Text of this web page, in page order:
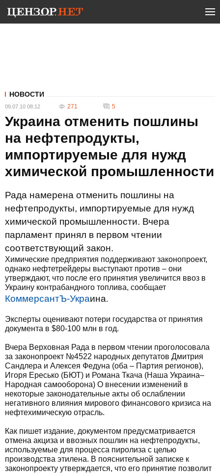
НОВОСТИ
09.07.10 08:12 271 5
Украина отменить пошлины
на нефтепродукты,
импортируемые для нужд
химической промышленности
Рада намерена отменить пошлины на
нефтепродукты, импортируемые для нужд
химической промышленности. Вчера
парламент принял в первом чтении
соответствующий закон.
Химические предприятия поддерживают законопроект,
однако нефтетрейдеры выступают против – они
утверждают, что после его принятия увеличится ввоз в
Украину контрабандного топлива, сообщает
КоммерсантЪ-Украина.
Эксперты оценивают потери государства от принятия
документа в $80-100 млн в год.
Вчера Верховная Рада в первом чтении проголосовала
за законопроект №4522 народных депутатов Дмитрия
Сандлера и Алексея Федуна (оба – Партия регионов),
Игоря Ересько (БЮТ) и Романа Ткача (Наша Украина–
Народная самооборона) О внесении изменений в
некоторые законодательные акты об ослаблении
негативного влияния мирового финансового кризиса на
нефтехимическую отрасль.
Как пишет издание, документом предусматривается
отмена акциза и ввозных пошлин на нефтепродукты,
используемые для процесса пиролиза с целью
производства этилена. В пояснительной записке к
законопроекту утверждается, что его принятие позволит